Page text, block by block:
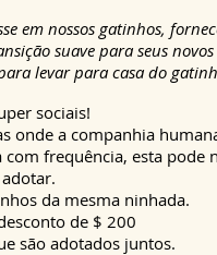
em nossos gatinhos,
suave para seus novos
levar para casa do
sociais!
onde a companhia
frequência, esta pode
da mesma ninhada.
de $ 200
são adotados juntos.